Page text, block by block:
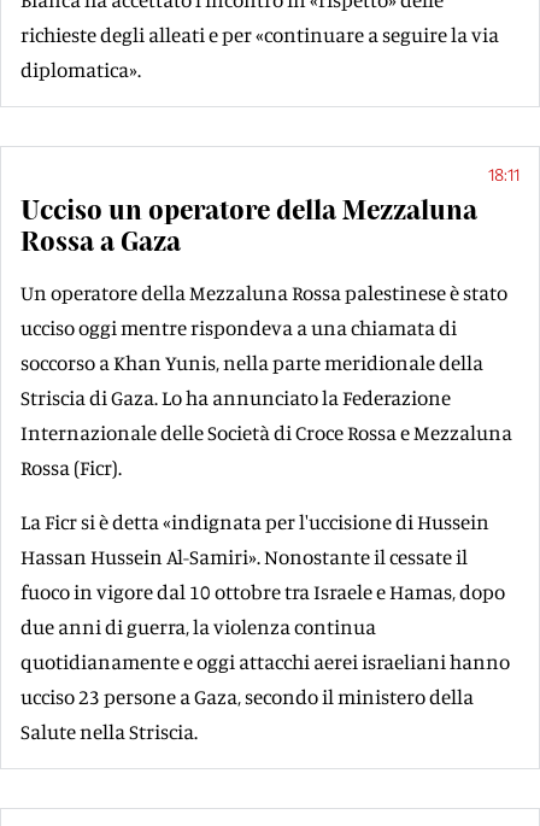
richieste degli alleati e per «continuare a seguire la via
diplomatica».
18:11
Ucciso un operatore della Mezzaluna
Rossa a Gaza
Un operatore della Mezzaluna Rossa palestinese è stato
ucciso oggi mentre rispondeva a una chiamata di
soccorso a Khan Yunis, nella parte meridionale della
Striscia di Gaza. Lo ha annunciato la Federazione
Internazionale delle Società di Croce Rossa e Mezzaluna
Rossa (Ficr).
La Ficr si è detta «indignata per l'uccisione di Hussein
Hassan Hussein Al-Samiri». Nonostante il cessate il
fuoco in vigore dal 10 ottobre tra Israele e Hamas, dopo
due anni di guerra, la violenza continua
quotidianamente e oggi attacchi aerei israeliani hanno
ucciso 23 persone a Gaza, secondo il ministero della
Salute nella Striscia.